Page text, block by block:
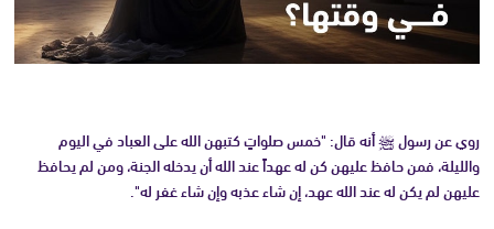
روي عن رسول ﷺ أنه قال: "خمس صلواتٍ كتبهن الله على العباد في اليوم
والليلة، فمن حافظ عليهن كن له عهداً عند الله أن يدخله الجنة، ومن لم يحافظ
عليهن لم يكن له عند الله عهد، إن شاء عذبه وإن شاء غفر له".